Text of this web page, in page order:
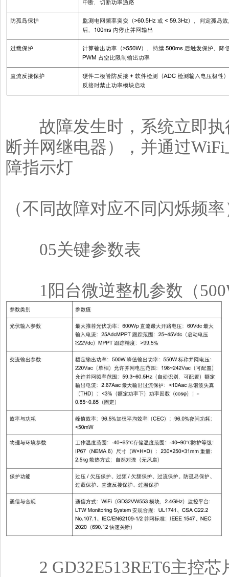
故障发生时，系统立即执
断并网继电器），并通过
障指示灯
（不同故障对应不同闪烁频
05关键参数表
1阳台微逆整机参数（
2 GD32E513RET6主控芯